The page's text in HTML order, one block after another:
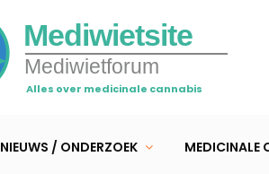
Mediwietsite
Mediwietforum
Alles over medicinale cannabis
NIEUWS / ONDERZOEK MEDICINALE